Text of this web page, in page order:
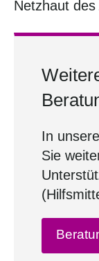
Netzhaut
In
Sie